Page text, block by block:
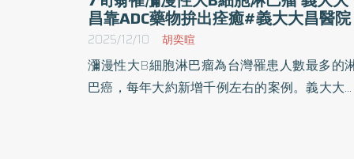
昌靠ADC藥物拚出痊癒#義大大昌醫院
2025/12/10 胡奕暄
瀰漫性大B細胞淋巴瘤為台灣罹患人數最多的
巴癌，每年大約新增千例左右的案例。義大大昌